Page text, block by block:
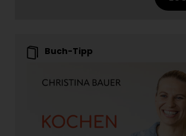
Buch-Tipp